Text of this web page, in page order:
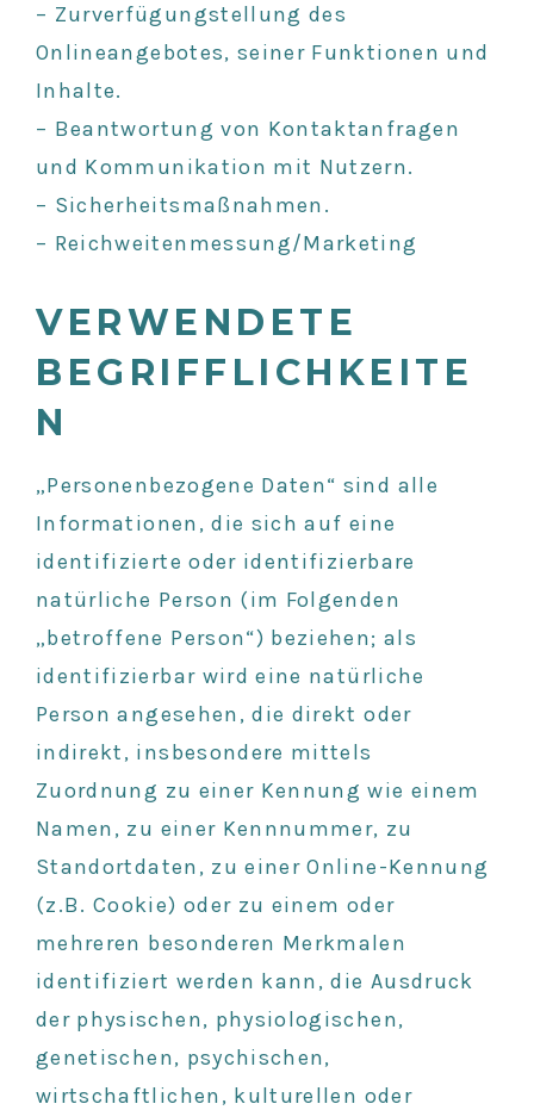
– Zurverfügungstellung des
Onlineangebotes, seiner Funktionen und
Inhalte.
– Beantwortung von Kontaktanfragen
und Kommunikation mit Nutzern.
– Sicherheitsmaßnahmen.
– Reichweitenmessung/Marketing
VERWENDETE
BEGRIFFLICHKEITE
N
„Personenbezogene Daten“ sind alle
Informationen, die sich auf eine
identifizierte oder identifizierbare
natürliche Person (im Folgenden
„betroffene Person“) beziehen; als
identifizierbar wird eine natürliche
Person angesehen, die direkt oder
indirekt, insbesondere mittels
Zuordnung zu einer Kennung wie einem
Namen, zu einer Kennnummer, zu
Standortdaten, zu einer Online-Kennung
(z.B. Cookie) oder zu einem oder
mehreren besonderen Merkmalen
identifiziert werden kann, die Ausdruck
der physischen, physiologischen,
genetischen, psychischen,
wirtschaftlichen, kulturellen oder